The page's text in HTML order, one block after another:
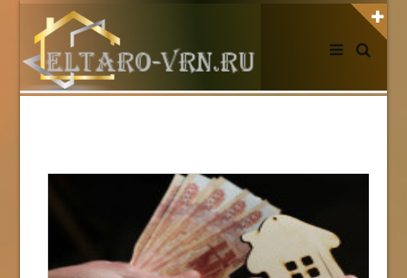
АВТОРИЗАЦИЯ НА САЙТЕ
НОВОСТИ СЕГОДНЯ